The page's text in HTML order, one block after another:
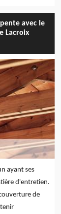
avec le
Lacroix
ayant ses
d'entretien.
de